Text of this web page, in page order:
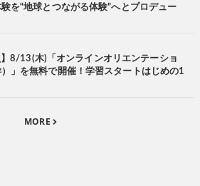
を“地球とつながる体験”へとプロデュー
】8/13(木)「オンラインオリエンテーショ
」を無料で開催！学習スタートはじめの1
MORE